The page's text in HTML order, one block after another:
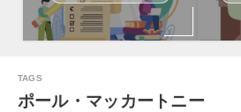
ポール・マッカートニー